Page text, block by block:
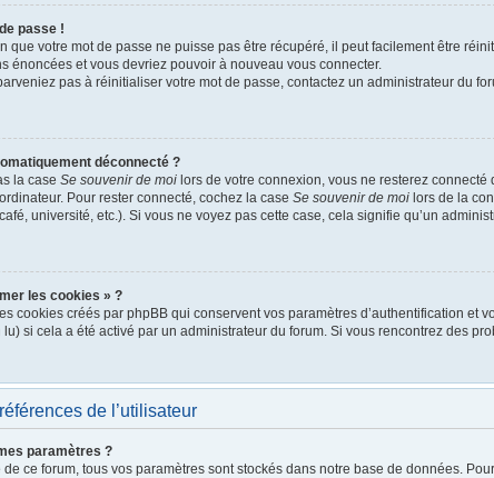
passe !
que votre mot de passe ne puisse pas être récupéré, il peut facilement être
énoncées et vous devriez pouvoir à nouveau vous connecter.
pas à réinitialiser votre mot de passe, contactez un administrateur du
déconnecté ?
la case Se souvenir de moi lors de votre connexion, vous ne resterez
Pour rester connecté, cochez la case Se souvenir de moi lors de la
université, etc.). Si vous ne voyez pas cette case, cela signifie qu’un
les cookies » ?
cookies créés par phpBB qui conservent vos paramètres d’authentification
si cela a été activé par un administrateur du forum. Si vous rencontrez des
de l’utilisateur
paramètres ?
ce forum, tous vos paramètres sont stockés dans notre base de données.